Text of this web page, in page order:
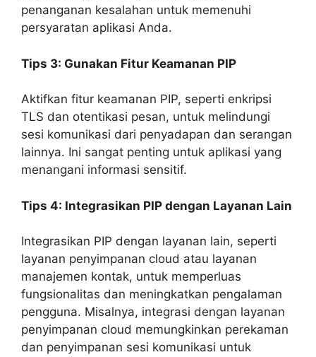
penanganan kesalahan untuk memenuhi
persyaratan aplikasi Anda.
Tips 3: Gunakan Fitur Keamanan PIP
Aktifkan fitur keamanan PIP, seperti enkripsi
TLS dan otentikasi pesan, untuk melindungi
sesi komunikasi dari penyadapan dan serangan
lainnya. Ini sangat penting untuk aplikasi yang
menangani informasi sensitif.
Tips 4: Integrasikan PIP dengan Layanan Lain
Integrasikan PIP dengan layanan lain, seperti
layanan penyimpanan cloud atau layanan
manajemen kontak, untuk memperluas
fungsionalitas dan meningkatkan pengalaman
pengguna. Misalnya, integrasi dengan layanan
penyimpanan cloud memungkinkan perekaman
dan penyimpanan sesi komunikasi untuk